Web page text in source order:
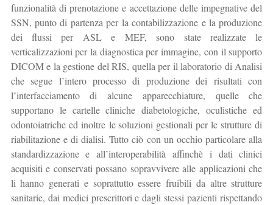
funzionalità di prenotazione e accettazione delle impegnative del
SSN, punto di partenza per la contabilizzazione e la produzione
dei flussi per ASL e MEF, sono state realizzate le
verticalizzazioni per la diagnostica per immagine, con il supporto
DICOM e la gestione del RIS, quella per il laboratorio di Analisi
che segue l’intero processo di produzione dei risultati con
l’interfacciamento di alcune apparecchiature, quelle che
supportano le cartelle cliniche diabetologiche, oculistiche ed
odontoiatriche ed inoltre le soluzioni gestionali per le strutture di
riabilitazione e di dialisi. Tutto ciò con un occhio particolare alla
standardizzazione e all’interoperabilità affinchè i dati clinici
acquisiti e conservati possano sopravvivere alle applicazioni che
li hanno generati e soprattutto essere fruibili da altre strutture
sanitarie, dai medici prescrittori e dagli stessi pazienti rispettando